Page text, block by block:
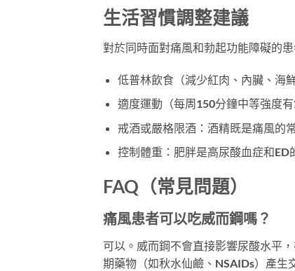
生活習慣調整建議
對於同時面對痛風和勃起功能障礙的
低普林飲食（減少紅肉、內臟、海
適度運動（每周150分鐘中等強度
戒酒或嚴格限酒：酒精既是痛風的
控制體重：肥胖是高尿酸血症和ED
FAQ（常見問題）
痛風患者可以吃威而鋼嗎？
可以。威而鋼不會直接影響尿酸水平
期藥物（如秋水仙鹼、NSAIDs）產生